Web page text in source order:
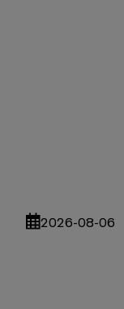
2026-08-06